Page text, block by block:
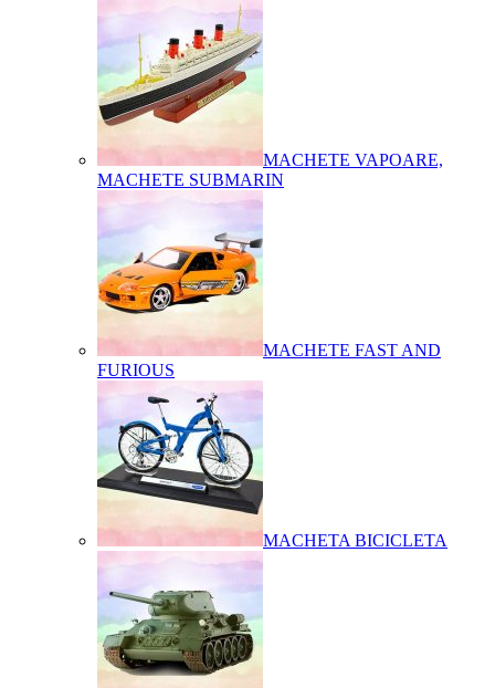
MACHETE VAPOARE,
MACHETE SUBMARIN
MACHETE FAST AND
FURIOUS
MACHETA BICICLETA